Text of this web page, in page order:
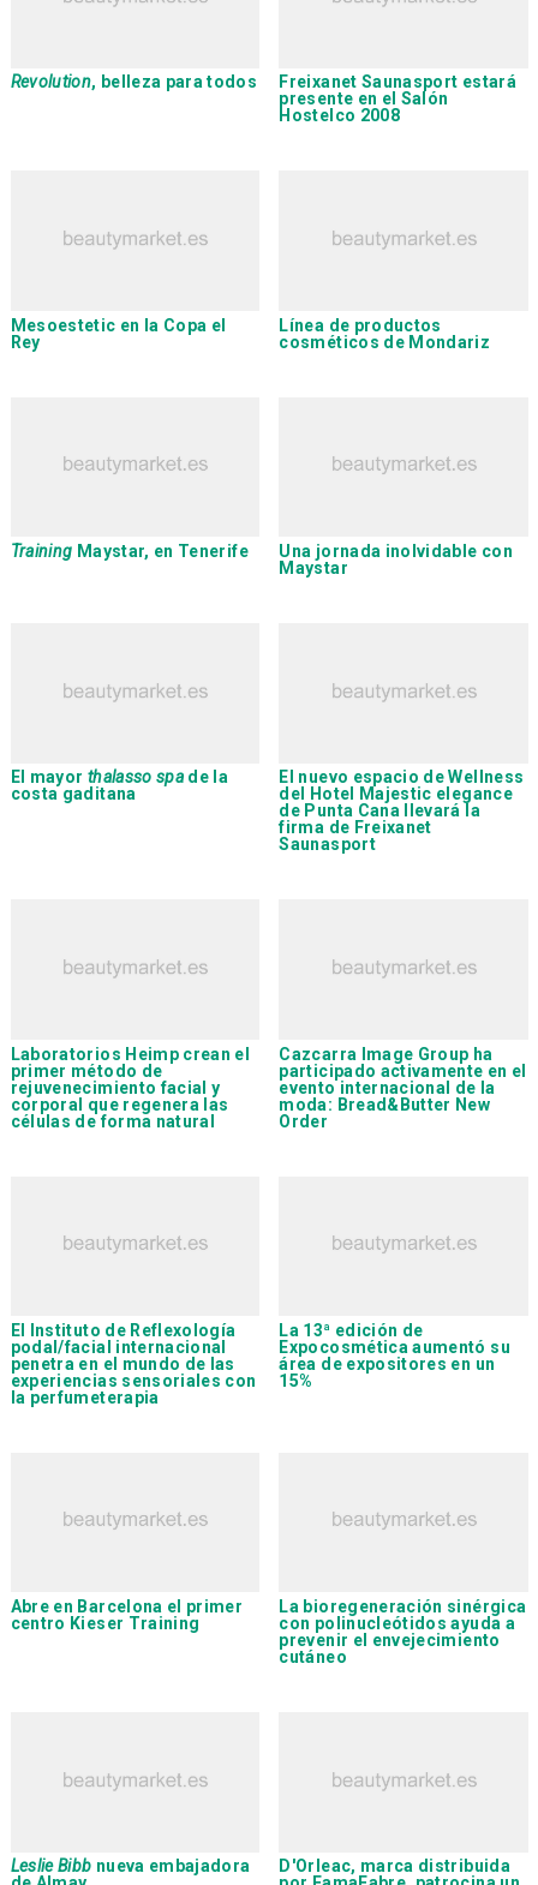
Revolution, belleza para todos Freixanet Saunasport estará
presente en el Salón
Hostelco 2008
Mesoestetic en la Copa el
Rey
Línea de productos
cosméticos de Mondariz
Training Maystar, en Tenerife
Una jornada inolvidable con
Maystar
El mayor thalasso spa de la
costa gaditana
El nuevo espacio de Wellness
del Hotel Majestic elegance
de Punta Cana llevará la
firma de Freixanet
Saunasport
Laboratorios Heimp crean el
primer método de
rejuvenecimiento facial y
corporal que regenera las
células de forma natural
Cazcarra Image Group ha
participado activamente en el
evento internacional de la
moda: Bread&Butter New
Order
El Instituto de Reflexología
podal/facial internacional
penetra en el mundo de las
experiencias sensoriales con
la perfumeterapia
La 13ª edición de
Expocosméticaaumentó su
área de expositores en un
15%
Abre en Barcelona el primer
centro Kieser Training
La bioregeneración sinérgica
con polinucleótidos ayuda a
prevenir el envejecimiento
cutáneo
Leslie Bibb nueva embajadora
D'Orleac, marca distribuida